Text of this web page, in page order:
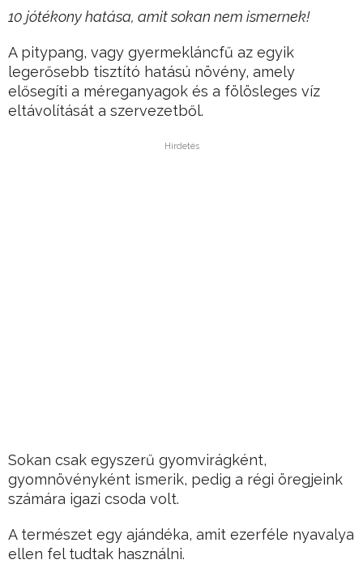
10 jótékony hatása, amit sokan nem ismernek!
A pitypang, vagy gyermekláncfű az egyik
legerősebb tisztító hatású növény, amely
elősegíti a méreganyagok és a fölösleges víz
eltávolítását a szervezetből.
Hirdetés
Sokan csak egyszerű gyomvirágként,
gyomnövényként ismerik, pedig a régi öregjeink
számára igazi csoda volt.
A természet egy ajándéka, amit ezerféle nyavalya
ellen fel tudtak használni.